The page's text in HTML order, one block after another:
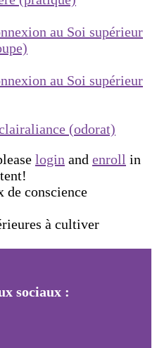
au Soi supérieur
au Soi supérieur
(odorat)
login and enroll in
de conscience
à cultiver
sociaux :